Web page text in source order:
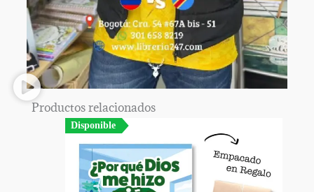
Productos relacionados
Disponible